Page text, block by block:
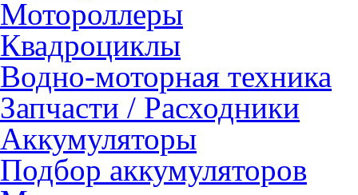
Мотороллеры
Квадроциклы
Водно-моторная техника
Запчасти / Расходники
Аккумуляторы
Подбор аккумуляторов